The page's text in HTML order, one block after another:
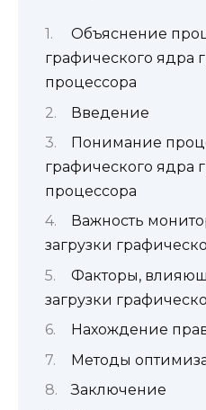
Объяснение
графического ядра
процессора
Введение
Понимание
графического ядра
процессора
Важность
загрузки
Факторы,
загрузки
Нахождение
Методы
Заключение